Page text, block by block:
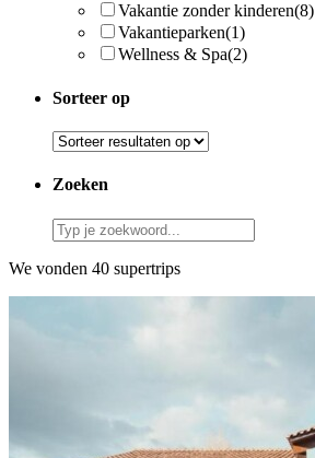
Vakantie zonder kinderen(8)
Vakantieparken(1)
Wellness & Spa(2)
Sorteer op
Zoeken
We vonden 40 supertrips